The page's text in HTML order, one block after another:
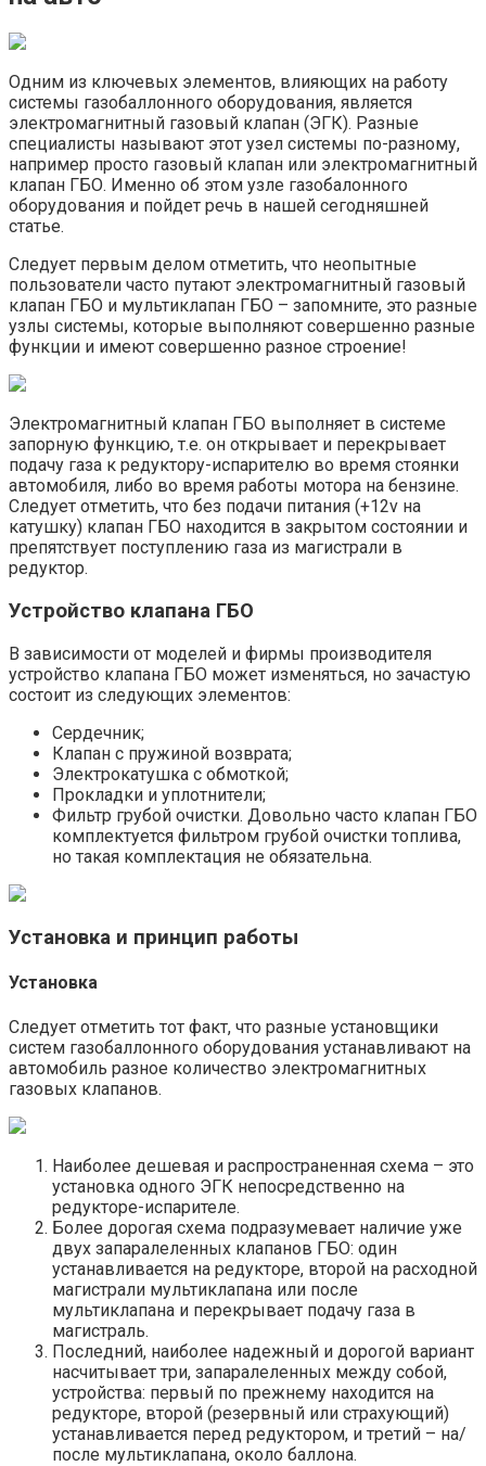
Одним из ключевых элементов, влияющих на работу
системы газобаллонного оборудования, является
электромагнитный газовый клапан (ЭГК). Разные
специалисты называют этот узел системы по-разному,
например просто газовый клапан или электромагнитный
клапан ГБО. Именно об этом узле газобалонного
оборудования и пойдет речь в нашей сегодняшней
статье.
Следует первым делом отметить, что неопытные
пользователи часто путают электромагнитный газовый
клапан ГБО и мультиклапан ГБО – запомните, это разные
узлы системы, которые выполняют совершенно разные
функции и имеют совершенно разное строение!
Электромагнитный клапан ГБО выполняет в системе
запорную функцию, т.е. он открывает и перекрывает
подачу газа к редуктору-испарителю во время стоянки
автомобиля, либо во время работы мотора на бензине.
Следует отметить, что без подачи питания (+12v на
катушку) клапан ГБО находится в закрытом состоянии и
препятствует поступлению газа из магистрали в
редуктор.
Устройство клапана ГБО
В зависимости от моделей и фирмы производителя
устройство клапана ГБО может изменяться, но зачастую
состоит из следующих элементов:
Сердечник;
Клапан с пружиной возврата;
Электрокатушка с обмоткой;
Прокладки и уплотнители;
Фильтр грубой очистки. Довольно часто клапан ГБО
комплектуется фильтром грубой очистки топлива,
но такая комплектация не обязательна.
Установка и принцип работы
Установка
Следует отметить тот факт, что разные установщики
систем газобаллонного оборудования устанавливают на
автомобиль разное количество электромагнитных
газовых клапанов.
Наиболее дешевая и распространенная схема – это
установка одного ЭГК непосредственно на
редукторе-испарителе.
Более дорогая схема подразумевает наличие уже
двух запаралеленных клапанов ГБО: один
устанавливается на редукторе, второй на расходной
магистрали мультиклапана или после
мультиклапана и перекрывает подачу газа в
магистраль.
Последний, наиболее надежный и дорогой вариант
насчитывает три, запаралеленных между собой,
устройства: первый по прежнему находится на
редукторе, второй (резервный или страхующий)
устанавливается перед редуктором, и третий – на/
после мультиклапана, около баллона.